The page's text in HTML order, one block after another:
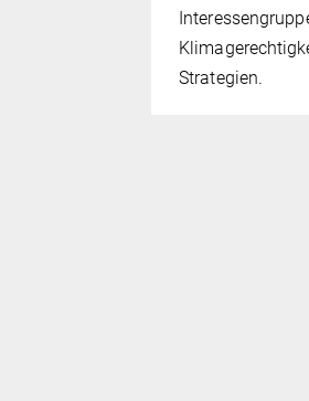
Strategien.